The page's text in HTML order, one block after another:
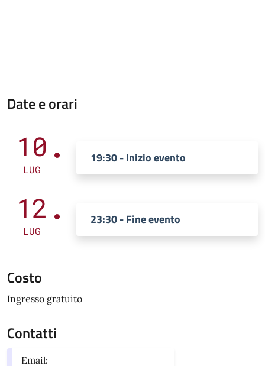
Date e orari
10
LUG
19:30 - Inizio evento
12
LUG
23:30 - Fine evento
Costo
Ingresso gratuito
Contatti
Email: